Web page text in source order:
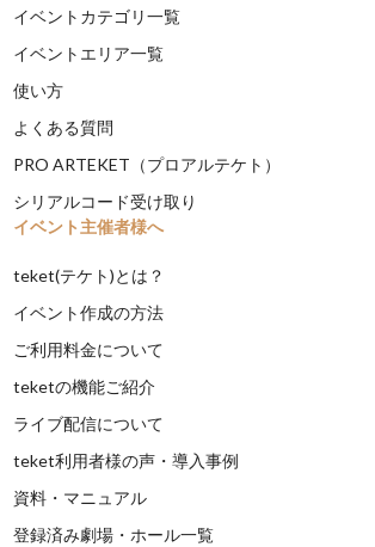
イベントカテゴリ一覧
イベントエリア一覧
使い方
よくある質問
PRO ARTEKET（プロアルテケト）
シリアルコード受け取り
イベント主催者様へ
teket(テケト)とは？
イベント作成の方法
ご利用料金について
teketの機能ご紹介
ライブ配信について
teket利用者様の声・導入事例
資料・マニュアル
登録済み劇場・ホール一覧